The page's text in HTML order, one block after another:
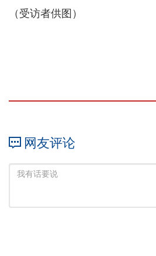
（受访者供图）
网友评论